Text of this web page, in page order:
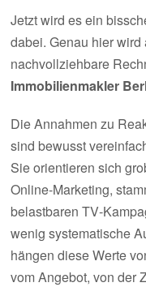
Jetzt wird es ein
dabei. Genau hier wird
nachvollziehbare
Immobilienmakler
Die Annahmen zu
sind bewusst
Sie orientieren sich
Online‑Marketing,
belastbaren
wenig systematische
hängen diese Werte
vom Angebot, von der